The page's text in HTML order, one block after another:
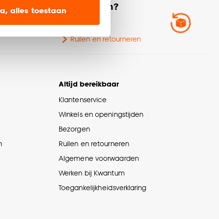
om alleen de
cookieverklaring.
alles toestaanretourneren?
Ruilen en retourneren
Altijd bereikbaar
Klantenservice
Winkels en openingstijden
Bezorgen
Ruilen en retourneren
Algemene voorwaarden
Werken bij Kwantum
Toegankelijkheidsverklaring